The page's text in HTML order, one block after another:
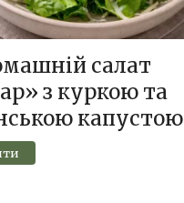
салат
з куркою та
капустою